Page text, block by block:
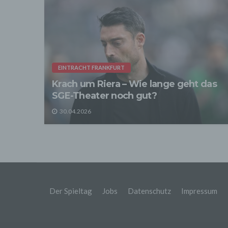
EINTRACHT FRANKFURT
Krach um Riera – Wie lange geht das
SGE-Theater noch gut?
30.04.2026
Der Spieltag Jobs Datenschutz Impressum
3.
Die
-